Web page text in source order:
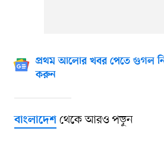
প্রথম আলোর খবর পেতে গুগল
করুন
বাংলাদেশথেকে আরও পড়ুন